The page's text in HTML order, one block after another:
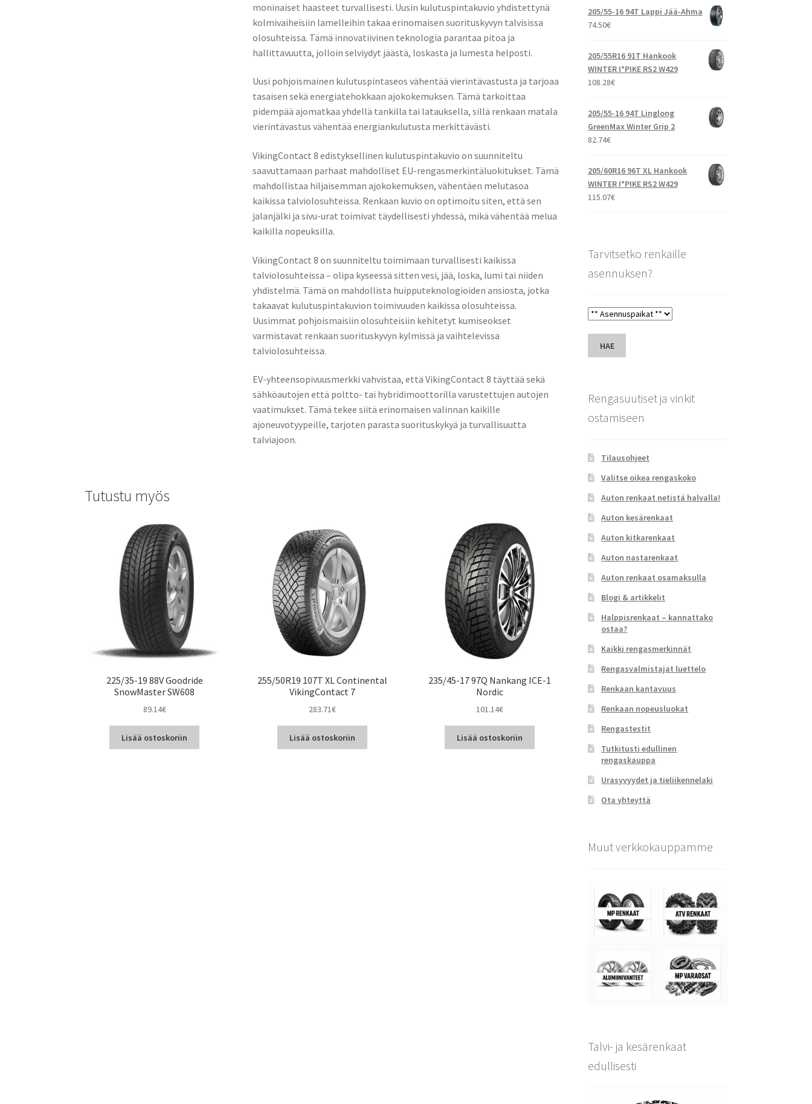
moninaiset haasteet turvallisesti. Uusin kulutuspintakuvio yhdistettynä
kolmivaiheisiin lamelleihin takaa erinomaisen suorituskyvyn talvisissa
olosuhteissa. Tämä innovatiivinen teknologia parantaa pitoa ja
hallittavuutta, jolloin selviydyt jäästä, loskasta ja lumesta helposti.
Uusi pohjoismainen kulutuspintaseos vähentää vierintävastusta ja tarjoaa
tasaisen sekä energiatehokkaan ajokokemuksen. Tämä tarkoittaa
pidempää ajomatkaa yhdellä tankilla tai latauksella, sillä renkaan matala
vierintävastus vähentää energiankulutusta merkittävästi.
VikingContact 8 edistyksellinen kulutuspintakuvio on suunniteltu
saavuttamaan parhaat mahdolliset EU-rengasmerkintäluokitukset. Tämä
mahdollistaa hiljaisemman ajokokemuksen, vähentäen melutasoa
kaikissa talviolosuhteissa. Renkaan kuvio on optimoitu siten, että sen
jalanjälki ja sivu-urat toimivat täydellisesti yhdessä, mikä vähentää melua
kaikilla nopeuksilla.
VikingContact 8 on suunniteltu toimimaan turvallisesti kaikissa
talviolosuhteissa – olipa kyseessä sitten vesi, jää, loska, lumi tai niiden
yhdistelmä. Tämä on mahdollista huipputeknologioiden ansiosta, jotka
takaavat kulutuspintakuvion toimivuuden kaikissa olosuhteissa.
Uusimmat pohjoismaisiin olosuhteisiin kehitetyt kumiseokset
varmistavat renkaan suorituskyvyn kylmissä ja vaihtelevissa
talviolosuhteissa.
EV-yhteensopivuusmerkki vahvistaa, että VikingContact 8 täyttää sekä
sähköautojen että poltto- tai hybridimoottorilla varustettujen autojen
vaatimukset. Tämä tekee siitä erinomaisen valinnan kaikille
ajoneuvotyypeille, tarjoten parasta suorituskykyä ja turvallisuutta
talviajoon.
Tutustu myös
225/35-19 88V Goodride
SnowMaster SW608
89.14€
Lisää ostoskoriin
255/50R19 107T XL Continental
VikingContact 7
283.71€
Lisää ostoskoriin
235/45-17 97Q Nankang ICE-1
Nordic
101.14€
Lisää ostoskoriin
205/55-16 94T Lappi Jää-Ahma
74.50€
205/55R16 91T Hankook
WINTER I*PIKE RS2 W429
108.28€
205/55-16 94T Linglong
GreenMax Winter Grip 2
82.74€
205/60R16 96T XL Hankook
WINTER I*PIKE RS2 W429
115.07€
Tarvitsetko renkaille
asennuksen?
HAE
Rengasuutiset ja vinkit
ostamiseen
Tilausohjeet
Valitse oikea rengaskoko
Auton renkaat netistä halvalla!
Auton kesärenkaat
Auton kitkarenkaat
Auton nastarenkaat
Auton renkaat osamaksulla
Blogi & artikkelit
Halppisrenkaat – kannattako
ostaa?
Kaikki rengasmerkinnät
Rengasvalmistajat luettelo
Renkaan kantavuus
Renkaan nopeusluokat
Rengastestit
Tutkitusti edullinen
rengaskauppa
Urasyvyydet ja tieliikennelaki
Ota yhteyttä
Muut verkkokauppamme
Talvi- ja kesärenkaat
edullisesti